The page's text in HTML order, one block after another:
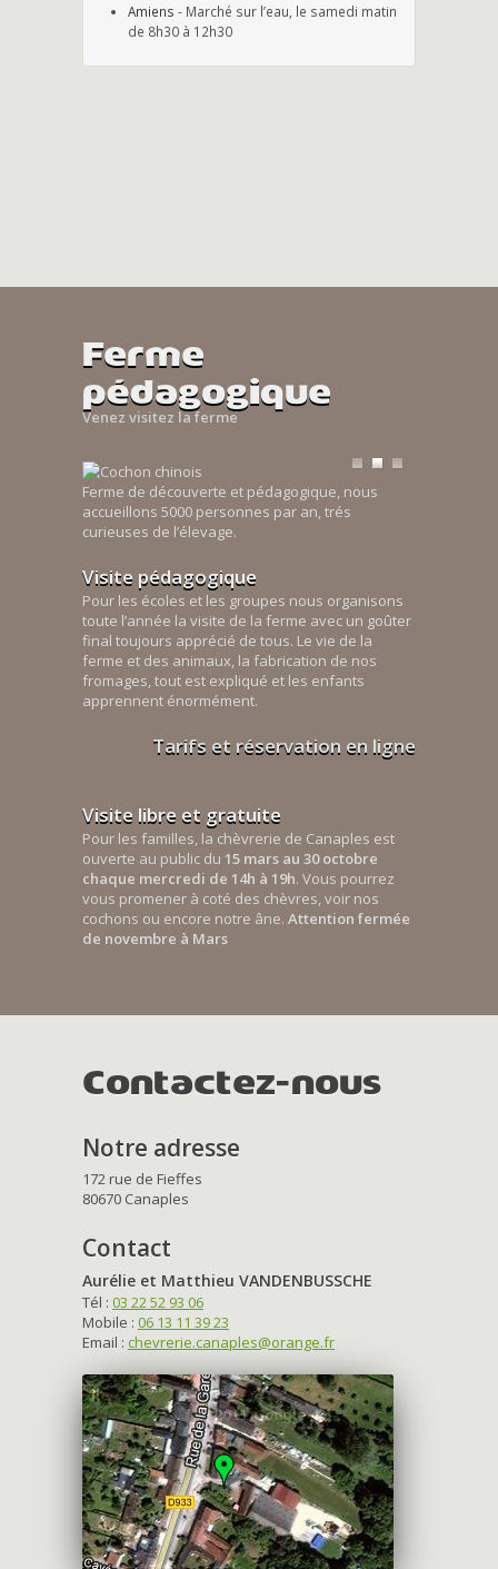
Amiens - Marché sur l’eau, le samedi matin
de 8h30 à 12h30
Ferme
pédagogique
Venez visitez la ferme
Ferme de découverte et pédagogique, nous
accueillons 5000 personnes par an, trés
curieuses de l’élevage.
Visite pédagogique
Pour les écoles et les groupes nous organisons
toute l’année la visite de la ferme avec un goûter
final toujours apprécié de tous. Le vie de la
ferme et des animaux, la fabrication de nos
fromages, tout est expliqué et les enfants
apprennent énormément.
Tarifs et réservation en ligne
Visite libre et gratuite
Pour les familles, la chèvrerie de Canaples est
ouverte au public du 15 mars au 30 octobre
chaque mercredi de 14h à 19h. Vous pourrez
vous promener à coté des chèvres, voir nos
cochons ou encore notre âne. Attention fermée
de novembre à Mars
Contactez-nous
Notre adresse
172 rue de Fieffes
80670 Canaples
Contact
Aurélie et Matthieu VANDENBUSSCHE
Tél : 03 22 52 93 06
Mobile : 06 13 11 39 23
Email : chevrerie.canaples@orange.fr